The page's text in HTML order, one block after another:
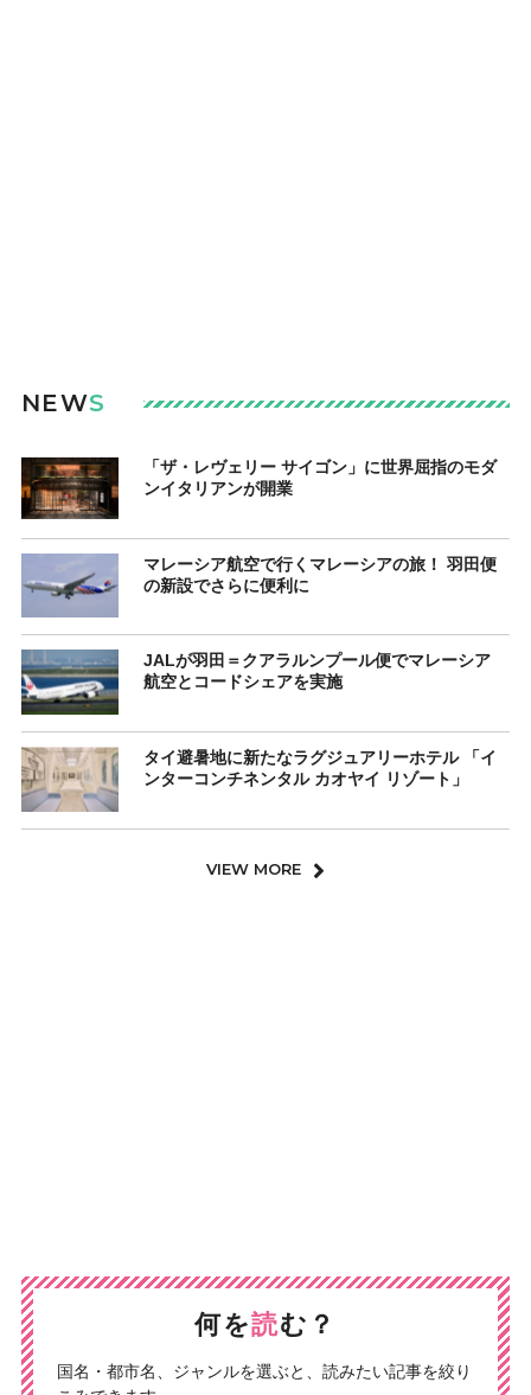
NEWS
「ザ・レヴェリー サイゴン」に世界屈指のモダ
ンイタリアンが開業
マレーシア航空で行くマレーシアの旅！ 羽田便
の新設でさらに便利に
JALが羽田＝クアラルンプール便でマレーシア
航空とコードシェアを実施
タイ避暑地に新たなラグジュアリーホテル 「イ
ンターコンチネンタル カオヤイ リゾート」
VIEW MORE
何を読む？
国名・都市名、ジャンルを選ぶと、読みたい記事を絞り